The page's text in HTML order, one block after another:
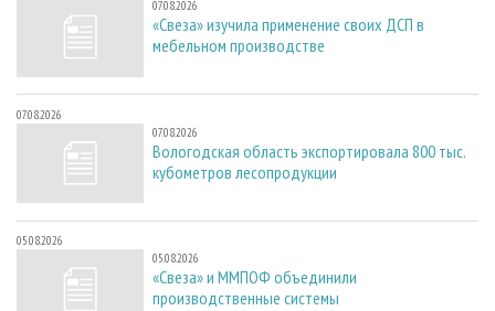
07.08.2026
«Свеза» изучила применение своих ДСП в
мебельном производстве
07.08.2026
07.08.2026
Вологодская область экспортировала 800 тыс.
кубометров лесопродукции
05.08.2026
05.08.2026
«Свеза» и ММПОФ объединили
производственные системы